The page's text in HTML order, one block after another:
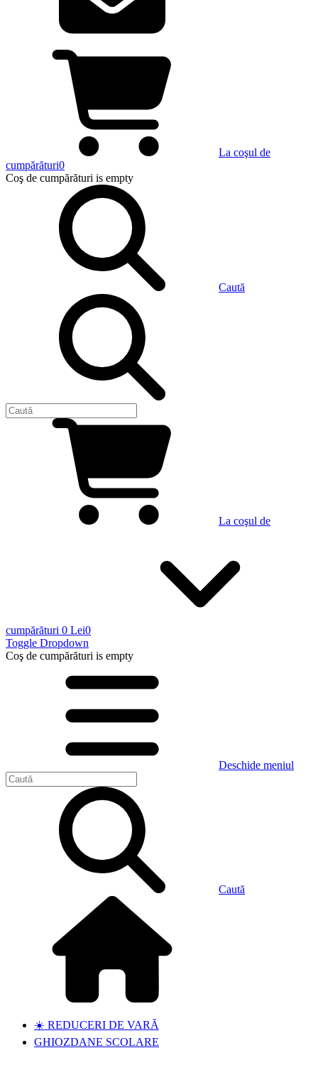
La coşul de
cumpărături0
Coş de cumpărături is empty
Caută
La coşul de
cumpărături 0 Lei0
Toggle Dropdown
Coş de cumpărături is empty
Deschide meniul
Caută
☀️ REDUCERI DE VARĂ
GHIOZDANE SCOLARE